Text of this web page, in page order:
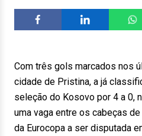
Com três gols marcados nos
cidade de Pristina, a já
seleção do Kosovo por 4 a 0,
uma vaga entre os cabeças
da Eurocopa a ser disputada